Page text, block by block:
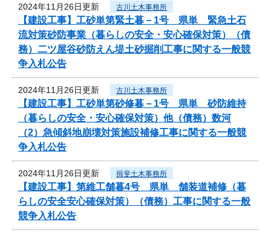
2024年11月26日更新 古川土木事務所
【建設工事】工砂単第緊土暮－1号 県単 緊急土石
流対策砂防事業（暮らしの安全・安心確保対策）（債
務）二ツ屋谷砂防えん堤土砂掘削工事に関する一般競
争入札公告
2024年11月26日更新 古川土木事務所
【建設工事】工砂単第砂修暮－1号 県単 砂防維持
（暮らしの安全・安心確保対策）他（債務）数河
（2）急傾斜地崩壊対策施設補修工事に関する一般競
争入札公告
2024年11月26日更新 揖斐土木事務所
【建設工事】第維工舗暮4号 県単 舗装道補修（暮
らしの安全安心確保対策）（債務）工事に関する一般
競争入札公告